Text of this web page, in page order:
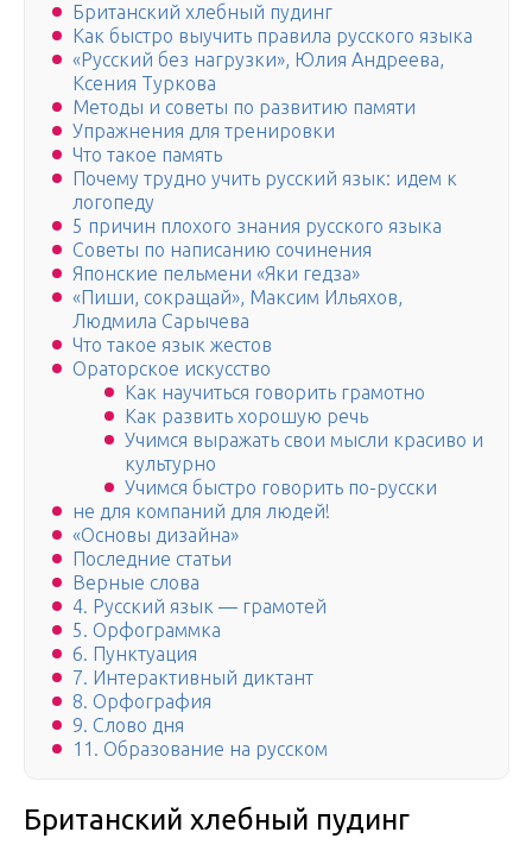
Британский хлебный пудинг
Как быстро выучить правила русского языка
«Русский без нагрузки», Юлия Андреева,
Ксения Туркова
Методы и советы по развитию памяти
Упражнения для тренировки
Что такое память
Почему трудно учить русский язык: идем к
логопеду
5 причин плохого знания русского языка
Советы по написанию сочинения
Японские пельмени «Яки гeдза»
«Пиши, сокращай», Максим Ильяхов,
Людмила Сарычева
Что такое язык жестов
Ораторское искусство
Как научиться говорить грамотно
Как развить хорошую речь
Учимся выражать свои мысли красиво и
культурно
Учимся быстро говорить по-русски
не для компаний для людей!
«Основы дизайна»
Последние статьи
Верные слова
4. Русский язык — грамотей
5. Орфограммка
6. Пунктуация
7. Интерактивный диктант
8. Орфография
9. Слово дня
11. Образование на русском
Британский хлебный пудинг